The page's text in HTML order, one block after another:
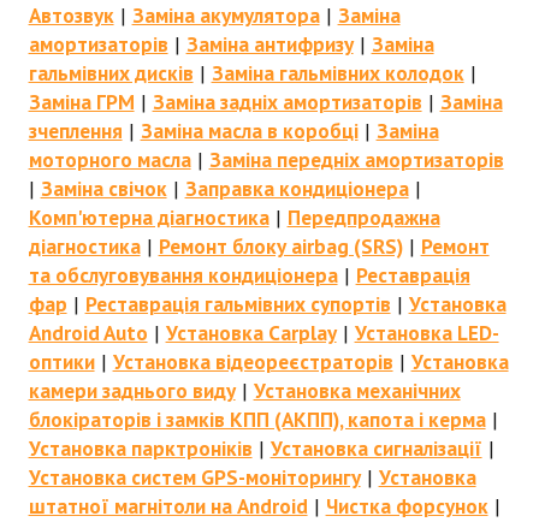
Автозвук| Заміна акумулятора| Заміна
амортизаторів | Заміна антифризу| Заміна
гальмівних дисків | Заміна гальмівних колодок|
Заміна ГРМ | Заміна задніх амортизаторів | Заміна
зчеплення | Заміна масла в коробці| Заміна
моторного масла| Заміна передніх амортизаторів
| Заміна свічок| Заправка кондиціонера|
Комп'ютерна діагностика| Передпродажна
діагностика| Ремонт блоку airbag (SRS)| Ремонт
та обслуговування кондиціонера| Реставрація
фар | Реставрація гальмівних супортів | Установка
Android Auto | Установка Carplay| Установка LED-
оптики| Установка відеореєстраторів | Установка
камери заднього виду| Установка механічних
блокіраторів і замків КПП (АКПП), капота і керма|
Установка парктроніків | Установка сигналізації |
Установка систем GPS-моніторингу| Установка
штатної магнітоли на Android| Чистка форсунок|